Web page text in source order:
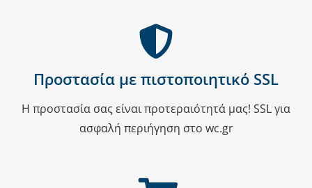
Προστασία με πιστοποιητικό SSL
Η προστασία σας είναι προτεραιότητά μας! SSL για
ασφαλή περιήγηση στο wc.gr